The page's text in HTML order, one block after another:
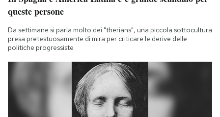
queste persone
Da settimane si parla molto dei "therians", una piccola sottocultura
presa pretestuosamente di mira per criticare le derive delle
politiche progressiste